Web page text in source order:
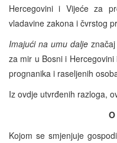
Hercegovini i Vijeće za
vladavine zakona i čvrstog
Imajući na umu dalje
za mir u Bosni i
prognanika i raseljenih
Iz ovdje utvrđenih razloga,
Kojom se smjenjuje